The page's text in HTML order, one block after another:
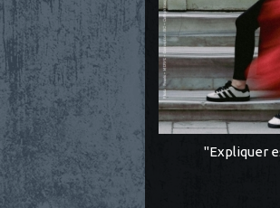
"Expliquer